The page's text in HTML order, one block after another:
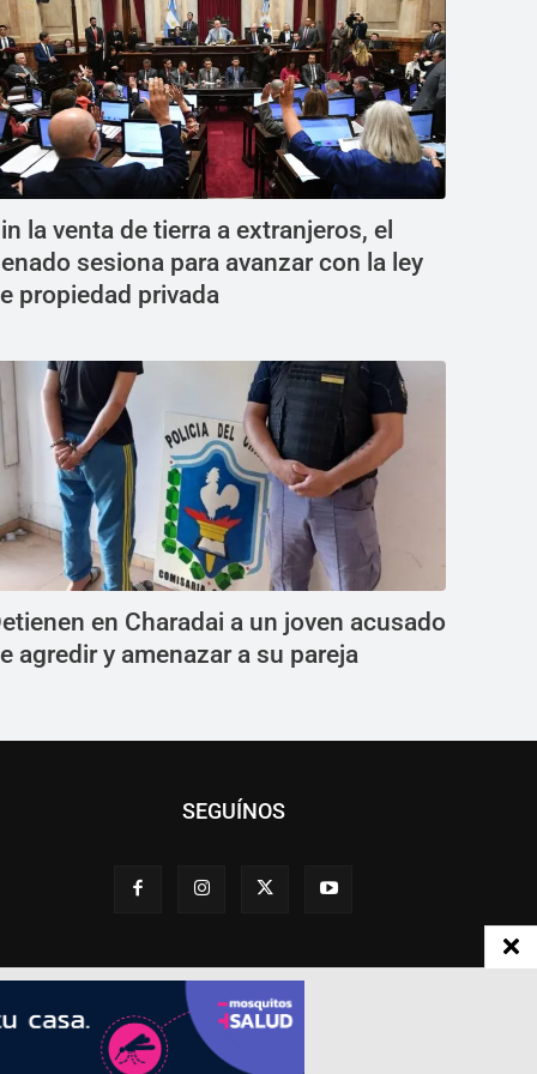
la venta de tierra a extranjeros, el
sesiona para avanzar con la ley
propiedad privada
en Charadai a un joven acusado
agredir y amenazar a su pareja
SEGUÍNOS